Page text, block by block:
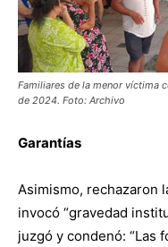
Familiares de la menor víctima
de 2024. Foto: Archivo
Garantías
Asimismo, rechazaron
invocó “gravedad
juzgó y condenó: “Las